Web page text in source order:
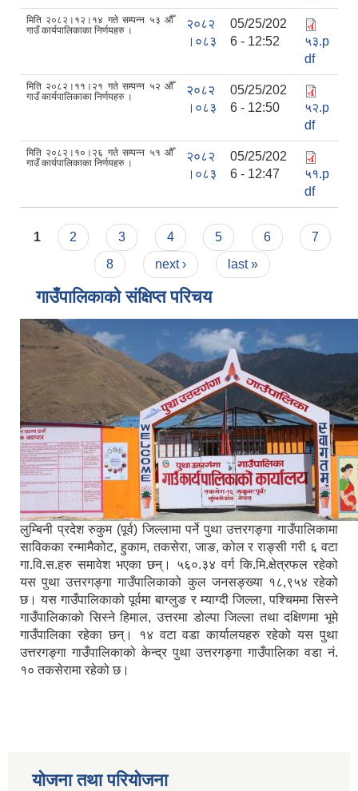
मिति २०८२।१२।१४ गते सम्पन्न ५३ औँ
गाउँ कार्यपालिकाका निर्णयहरु ।
२०८२
।०८३
05/25/202
6 - 12:52
५३.p
df
मिति २०८२।११।२१ गते सम्पन्न ५२ औँ
गाउँ कार्यपालिकाका निर्णयहरु ।
२०८२
।०८३
05/25/202
6 - 12:50
५२.p
df
मिति २०८२।१०।२६ गते सम्पन्न ५१ औँ
गाउँ कार्यपालिकाका निर्णयहरु ।
२०८२
।०८३
05/25/202
6 - 12:47
५१.p
df
Pages
1 2 3 4 5 6
7
8
next › last »
गाउँपालिकाको संक्षिप्त परिचय
लुम्बिनी प्रदेश रुकुम (पूर्व) जिल्लामा पर्ने पुथा उत्तरगङ्गा गाउँपालिकामा
साविकका रन्मामैकोट, हुकाम, तकसेरा, जाङ, कोल र राङ्सी गरी ६ वटा
गा.वि.स.हरु समावेश भएका छन्। ५६०.३४ वर्ग कि.मि.क्षेत्रफल रहेको
यस पुथा उत्तरगङ्गा गाउँपालिकाको कुल जनसङ्ख्या १८,९५४ रहेको
छ। यस गाउँपालिकाको पूर्वमा बाग्लुङ र म्याग्दी जिल्ला, पश्चिममा सिस्ने
गाउँपालिकाको सिस्ने हिमाल, उत्तरमा डोल्पा जिल्ला तथा दक्षिणमा भूमे
गाउँपालिका रहेका छन्। १४ वटा वडा कार्यालयहरु रहेको यस पुथा
उत्तरगङ्गा गाउँपालिकाको केन्द्र पुथा उत्तरगङ्गा गाउँपालिका वडा नं.
१० तकसेरामा रहेको छ।
योजना तथा परियोजना